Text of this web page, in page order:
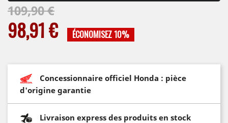
109,90 €
98,91 € ÉCONOMISEZ 10%
Concessionnaire officiel Honda : pièce
d'origine garantie
Livraison express des produits en stock